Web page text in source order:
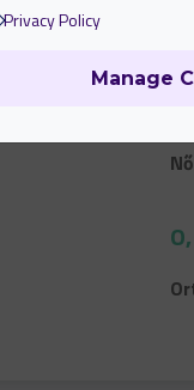
Privacy Policy
Manage